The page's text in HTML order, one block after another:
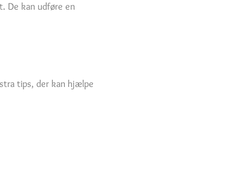
De kan udføre en
tips, der kan hjælpe